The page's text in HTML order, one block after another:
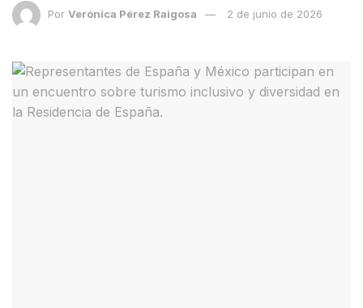
Por Verónica Pérez Raigosa 2 de junio de 2026